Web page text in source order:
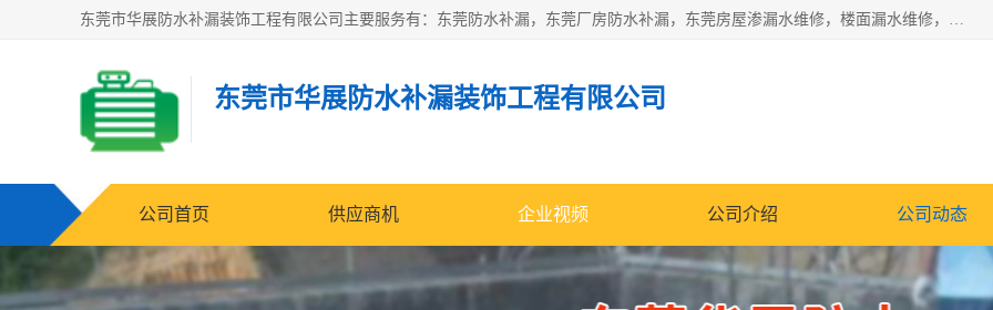
东莞市华展防水补漏装饰工程有限公司主要服务有：东莞防水补漏，东莞厂房防水补漏，东莞房屋渗漏水维修，楼面漏水维修，裂缝补漏，伸缩缝补漏，卫生间防水改造，厕所漏水补漏，外墙窗台补漏，电梯井堵漏，地下车库防水引水工程等
东莞市华展防水补漏装饰工程有限公司
公司首页 供应商机 企业视频 公司介绍 公司动态